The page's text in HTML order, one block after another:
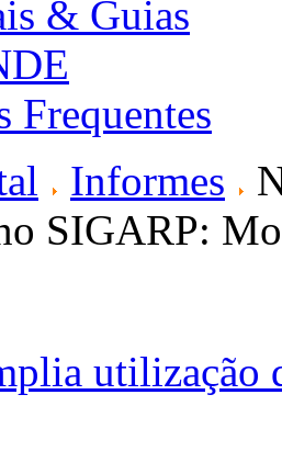
& Guias
Frequentes
Informes
SIGARP:
utilização